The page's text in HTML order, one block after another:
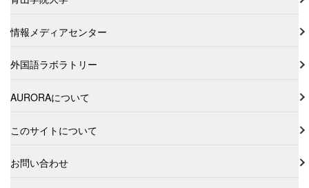
情報メディアセンター
外国語ラボラトリー
AURORAについて
このサイトについて
お問い合わせ